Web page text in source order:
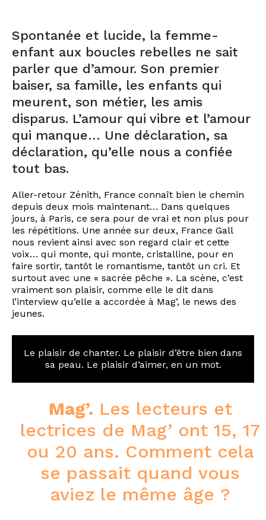
Spontanée et lucide, la femme-
enfant aux boucles rebelles ne sait
parler que d’amour. Son premier
baiser, sa famille, les enfants qui
meurent, son métier, les amis
disparus. L’amour qui vibre et l’amour
qui manque… Une déclaration, sa
déclaration, qu’elle nous a confiée
tout bas.
Aller-retour Zénith, France connaît bien le chemin
depuis deux mois maintenant… Dans quelques
jours, à Paris, ce sera pour de vrai et non plus pour
les répétitions. Une année sur deux, France Gall
nous revient ainsi avec son regard clair et cette
voix… qui monte, qui monte, cristalline, pour en
faire sortir, tantôt le romantisme, tantôt un cri. Et
surtout avec une « sacrée pêche ». La scène, c’est
vraiment son plaisir, comme elle le dit dans
l’interview qu’elle a accordée à Mag’, le news des
jeunes.
Le plaisir de chanter. Le plaisir d’être bien dans
sa peau. Le plaisir d’aimer, en un mot.
Mag’. Les lecteurs et
lectrices de Mag’ ont 15, 17
ou 20 ans. Comment cela
se passait quand vous
aviez le même âge ?